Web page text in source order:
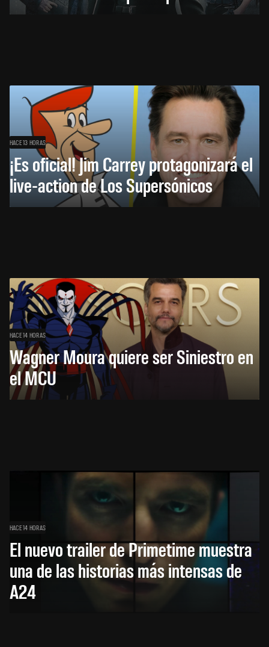
HACE 13 HORAS
¡Es oficial! Jim Carrey protagonizará el
live-action de Los Supersónicos
HACE 14 HORAS
Wagner Moura quiere ser Siniestro en
el MCU
HACE 14 HORAS
El nuevo trailer de Primetime muestra
una de las historias más intensas de
A24